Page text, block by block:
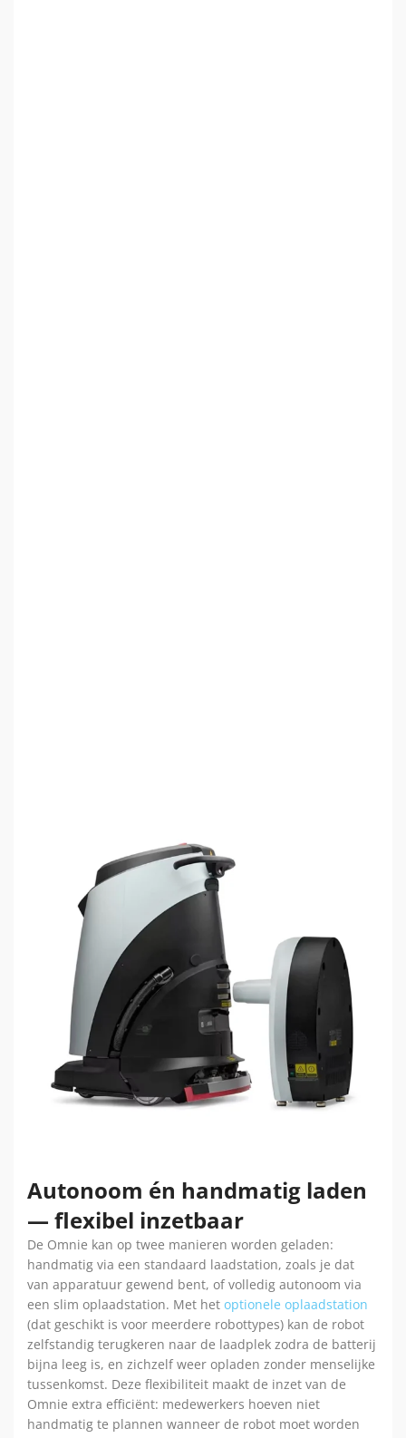
Autonoom én handmatig laden
— flexibel inzetbaar
De Omnie kan op twee manieren worden geladen:
handmatig via een standaard laadstation, zoals je dat
van apparatuur gewend bent, of volledig autonoom via
een slim oplaadstation. Met het optionele oplaadstation
(dat geschikt is voor meerdere robottypes) kan de robot
zelfstandig terugkeren naar de laadplek zodra de batterij
bijna leeg is, en zichzelf weer opladen zonder menselijke
tussenkomst. Deze flexibiliteit maakt de inzet van de
Omnie extra efficiënt: medewerkers hoeven niet
handmatig te plannen wanneer de robot moet worden